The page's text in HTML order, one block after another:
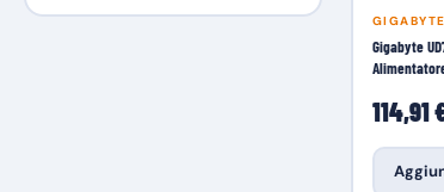
GIGABYTE
Gigabyte
114,91